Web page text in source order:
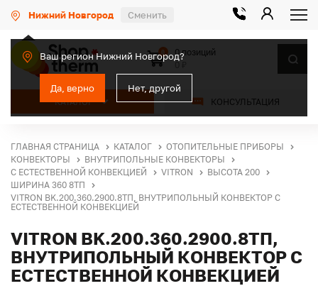
Нижний Новгород Сменить
Ваш регион Нижний Новгород?
Да, верно Нет, другой
КАТАЛОГ КОНСУЛЬТАЦИЯ
0
0 позиций
ГЛАВНАЯ СТРАНИЦА КАТАЛОГ
ОТОПИТЕЛЬНЫЕ ПРИБОРЫ
КОНВЕКТОРЫ
ВНУТРИПОЛЬНЫЕ КОНВЕКТОРЫ
С ЕСТЕСТВЕННОЙ КОНВЕКЦИЕЙ
VITRON
ВЫСОТА 200
ШИРИНА 360 8ТП
VITRON BK.200.360.2900.8ТП, ВНУТРИПОЛЬНЫЙ КОНВЕКТОР С
ЕСТЕСТВЕННОЙ КОНВЕКЦИЕЙ
VITRON BK.200.360.2900.8ТП,
ВНУТРИПОЛЬНЫЙ КОНВЕКТОР С
ЕСТЕСТВЕННОЙ КОНВЕКЦИЕЙ